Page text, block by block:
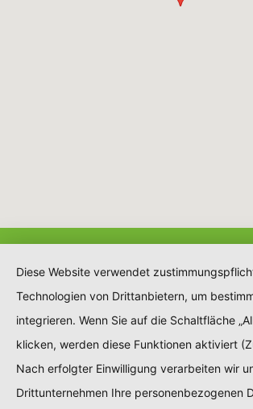
Diese Website verwendet
Technologien von Drittanbietern, um
integrieren. Wenn Sie auf die Schaltfläche
klicken, werden diese Funktionen aktiviert
Nach erfolgter Einwilligung verarbeiten wir
Drittunternehmen Ihre personenbezogenen